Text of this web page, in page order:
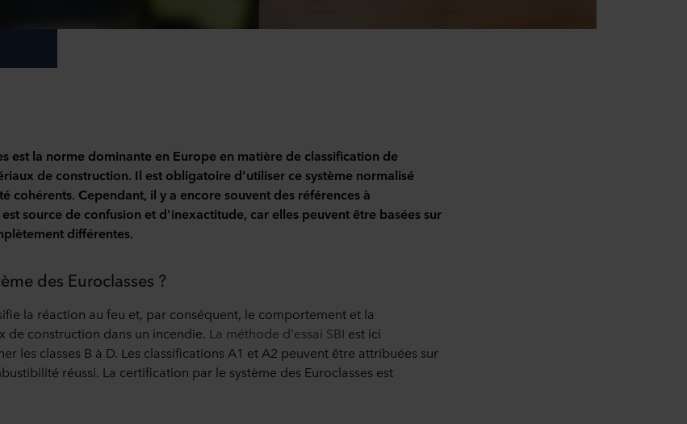
est la norme dominante en Europe en matière de classification de
de construction. Il est obligatoire d'utiliser ce système normalisé
cohérents. Cependant, il y a encore souvent des références à
source de confusion et d'inexactitude, car elles peuvent être basées sur
différentes.
des Euroclasses ?
la réaction au feu et, par conséquent, le comportement et la
de construction dans un incendie. La méthode d'essai SBI est ici
les classes B à D. Les classifications A1 et A2 peuvent être attribuées sur
réussi. La certification par le système des Euroclasses est